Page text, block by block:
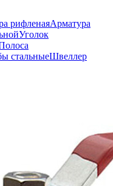
рифленаяАрматура
Уголок
стальныеШвеллер